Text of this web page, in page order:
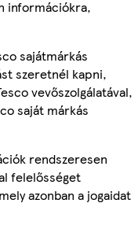
információkra,
sajátmárkás
szeretnél kapni,
vevőszolgálatával,
saját márkás
rendszeresen
felelősséget
azonban a jogaidat